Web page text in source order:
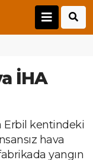
İHA
Erbil kentindeki
hava
yangın